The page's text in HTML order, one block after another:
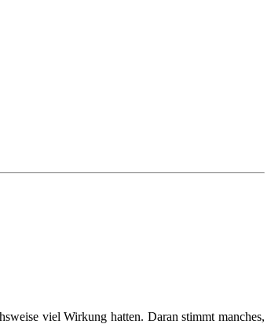
viel Wirkung hatten. Daran stimmt manches,